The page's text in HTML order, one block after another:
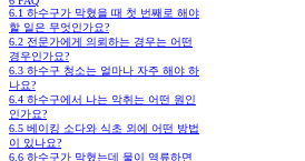
6.1 하수구가 막혔을 때 첫 번째로 해야
할 일은 무엇인가요?
6.2 전문가에게 의뢰하는 경우는 어떤
경우인가요?
6.3 하수구 청소는 얼마나 자주 해야 하
나요?
6.4 하수구에서 나는 악취는 어떤 원인
인가요?
6.5 베이킹 소다와 식초 외에 어떤 방법
이 있나요?
6.6 하수구가 막혔는데 물이 역류하면